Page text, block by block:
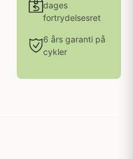
dages
fortrydelsesret
6 års garanti på
cykler